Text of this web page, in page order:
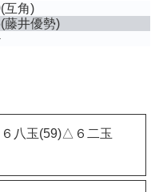
(互角)
(藤井優勢)
八玉(59)△６二玉